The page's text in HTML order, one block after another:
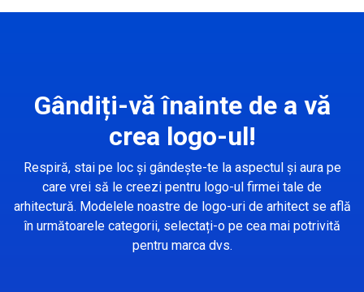
Gândiți-vă înainte de a vă
crea logo-ul!
Respiră, stai pe loc și gândește-te la aspectul și aura pe
care vrei să le creezi pentru logo-ul firmei tale de
arhitectură. Modelele noastre de logo-uri de arhitect se află
în următoarele categorii, selectați-o pe cea mai potrivită
pentru marca dvs.